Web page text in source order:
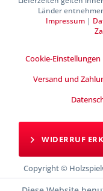
Länder
Impressum |
Cookie-Einstellungen
Versand und
WIDERRUF
Copyright ©